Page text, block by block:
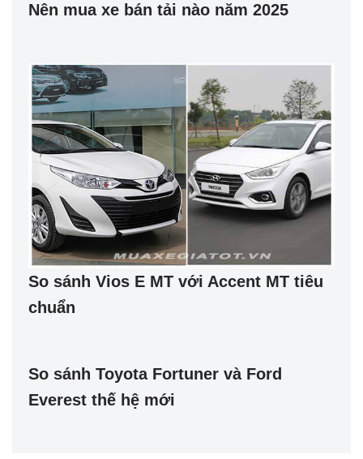
Nên mua xe bán tải nào năm 2025
So sánh Vios E MT với Accent MT tiêu
chuẩn
So sánh Toyota Fortuner và Ford
Everest thế hệ mới